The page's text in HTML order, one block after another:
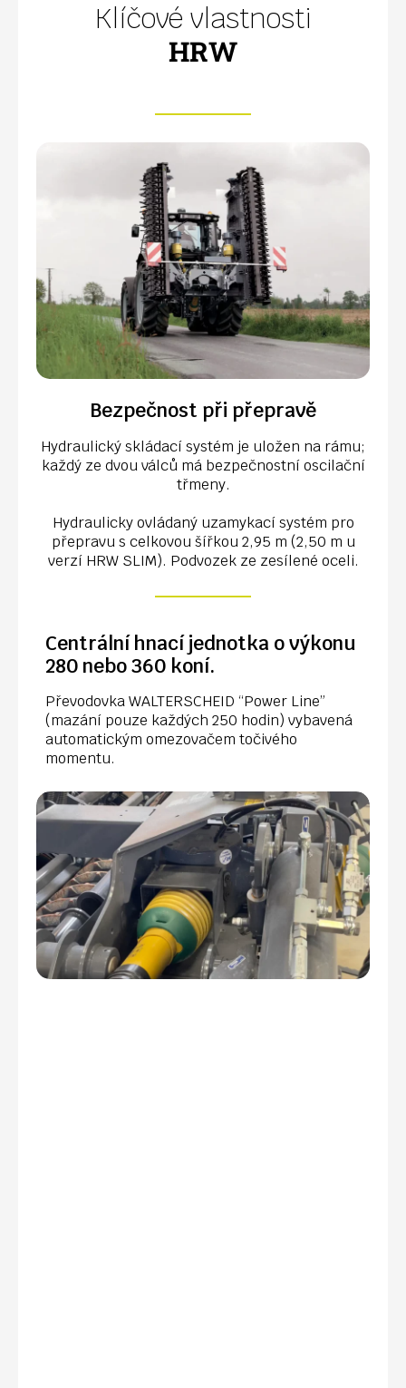
Klíčové vlastnosti
HRW
Bezpečnost při přepravě
Hydraulický skládací systém je uložen na rámu;
každý ze dvou válců má bezpečnostní oscilační
třmeny.
Hydraulicky ovládaný uzamykací systém pro
přepravu s celkovou šířkou 2,95 m (2,50 m u
verzí HRW SLIM). Podvozek ze zesílené oceli.
Centrální hnací jednotka o výkonu
280 nebo 360 koní.
Převodovka WALTERSCHEID “Power Line”
(mazání pouze každých 250 hodin) vybavená
automatickým omezovačem točivého
momentu.